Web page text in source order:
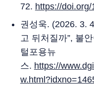
72. https://
권성욱. (2026. 3.
고 뒤처질까”, 불
털포용뉴
스. https://